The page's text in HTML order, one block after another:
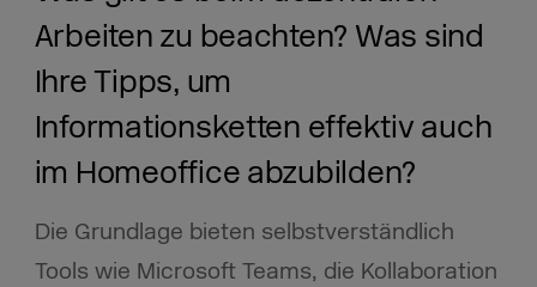
Arbeiten zu beachten? Was sind
Ihre Tipps, um
Informationsketten effektiv auch
im Homeoffice abzubilden?
Die Grundlage bieten selbstverständlich
Tools wie Microsoft Teams, die Kollaboration